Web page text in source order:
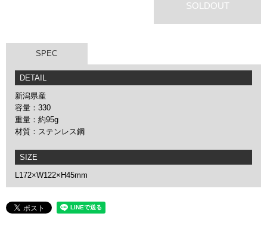
SOLDOUT
SPEC
DETAIL
新潟県産
容量：330
重量：約95g
材質：ステンレス鋼
SIZE
L172×W122×H45mm